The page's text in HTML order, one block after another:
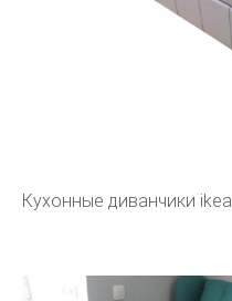
Кухонные диванчики ikea